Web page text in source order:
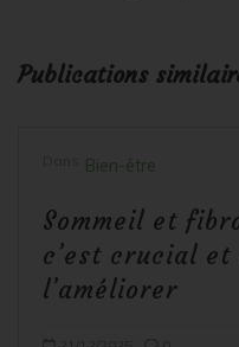
Publications
Bien-être
Sommeil et
c’est crucial et
l’améliorer